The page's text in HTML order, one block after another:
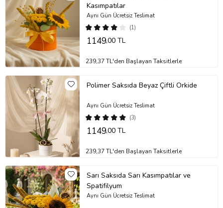
kalacaktır.
Saksı/vazo, sert ve dayanıklı bir plastik türü olan polimer
malzemeden üretilmiştir.
Stok durumuna göre ürünlerde ufak değişiklikler olabilir.
Ürün Kodu:no537
Kasımpatılar
(1)
Aynı Gün Ücretsiz Teslimat
1149,00 TL
239,37 TL'den Başlayan Taksitlerle
Polimer Saksıda Beyaz Çiftli Orkide
(3)
Aynı Gün Ücretsiz Teslimat
1149,00 TL
239,37 TL'den Başlayan Taksitlerle
Sarı Saksıda Sarı Kasımpatılar ve
Spatifilyum
Aynı Gün Ücretsiz Teslimat